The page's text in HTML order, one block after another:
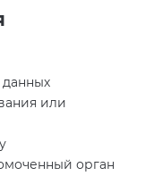
или
орган